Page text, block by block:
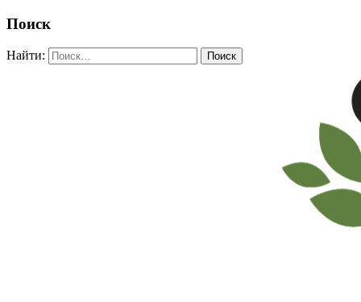
Поиск
Найти: